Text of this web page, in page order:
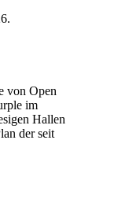
von Open
im
Hallen
der seit